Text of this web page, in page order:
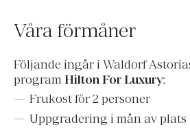
Våra förmåner
Följande ingår i Waldorf
program Hilton For Luxury:
Frukost för 2 personer
Uppgradering i mån av plats